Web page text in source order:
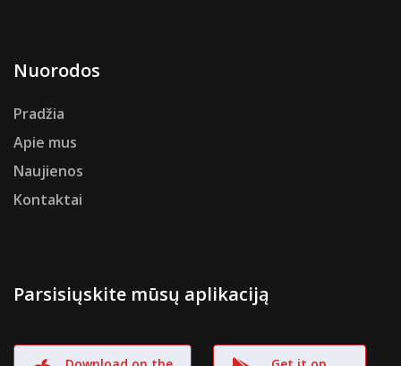
Nuorodos
Pradžia
Apie mus
Naujienos
Kontaktai
Parsisiųskite mūsų aplikaciją